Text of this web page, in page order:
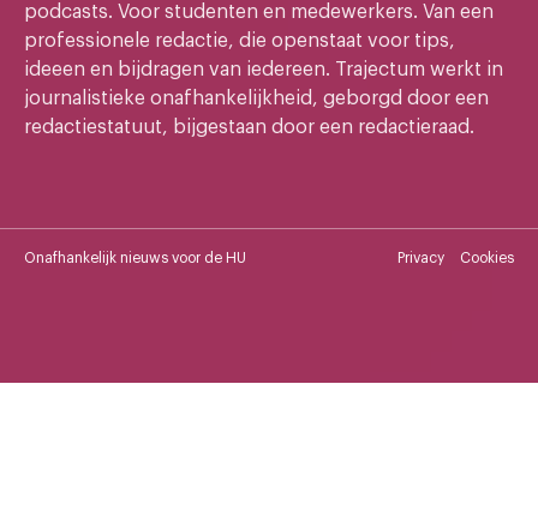
podcasts. Voor studenten en medewerkers. Van een
professionele redactie, die openstaat voor tips,
ideeen en bijdragen van iedereen. Trajectum werkt in
journalistieke onafhankelijkheid, geborgd door een
redactiestatuut, bijgestaan door een redactieraad.
Onafhankelijk nieuws voor de HU Privacy Cookies